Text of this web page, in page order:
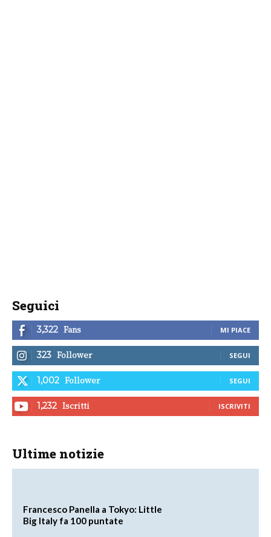
Seguici
3,322 Fans MI PIACE
323 Follower SEGUI
1,002 Follower SEGUI
1,232 Iscritti ISCRIVITI
Ultime notizie
Francesco Panella a Tokyo: Little
Big Italy fa 100 puntate